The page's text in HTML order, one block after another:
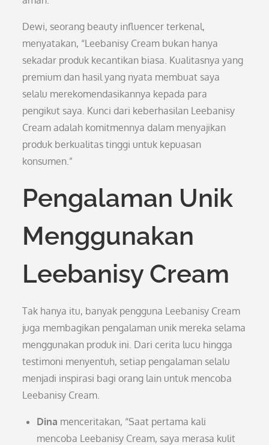
Dewi, seorang beauty influencer terkenal,
menyatakan, “Leebanisy Cream bukan hanya
sekadar produk kecantikan biasa. Kualitasnya yang
premium dan hasil yang nyata membuat saya
selalu merekomendasikannya kepada para
pengikut saya. Kunci dari keberhasilan Leebanisy
Cream adalah komitmennya dalam menyajikan
produk berkualitas tinggi untuk kepuasan
konsumen.”
Pengalaman Unik
Menggunakan
Leebanisy Cream
Tak hanya itu, banyak pengguna Leebanisy Cream
juga membagikan pengalaman unik mereka selama
menggunakan produk ini. Dari cerita lucu hingga
testimoni menyentuh, setiap pengalaman selalu
menjadi inspirasi bagi orang lain untuk mencoba
Leebanisy Cream.
Dina menceritakan, “Saat pertama kali
mencoba Leebanisy Cream, saya merasa kulit